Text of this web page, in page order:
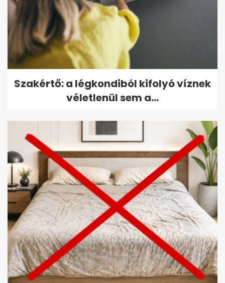
Szakértő: a légkondiból kifolyó víznek
véletlenül sem a...